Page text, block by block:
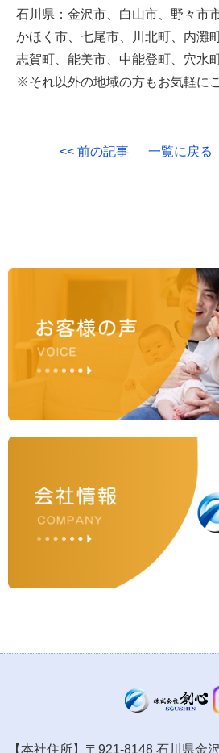
石川県：金沢市、白山市、野々市
かほく市、七尾市、川北町、内灘
志賀町、能美市、中能登町、穴水
※それ以外の地域の方もお気軽に
<< 前の記事 一覧に戻る
【本社住所】〒921-8148 石川県金